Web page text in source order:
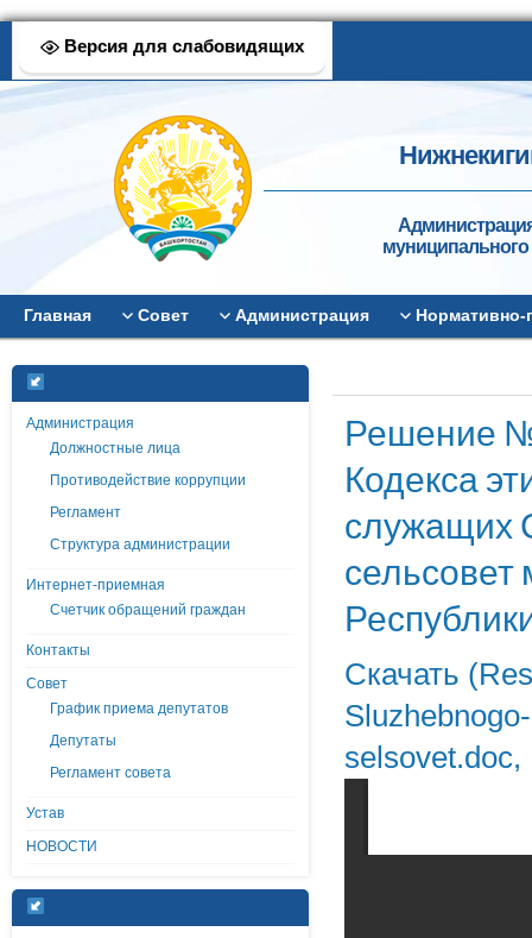
Версия для слабовидящих
муниципального
Главная Совет Администрация
Администрация
Должностные лица
Противодействие коррупции
Регламент
Структура администрации
Интернет-приемная
Счетчик обращений граждан
Контакты
Совет
График приема депутатов
Депутаты
Регламент совета
Устав
НОВОСТИ
Решение
Кодекса
служащих
сельсовет
Скачать